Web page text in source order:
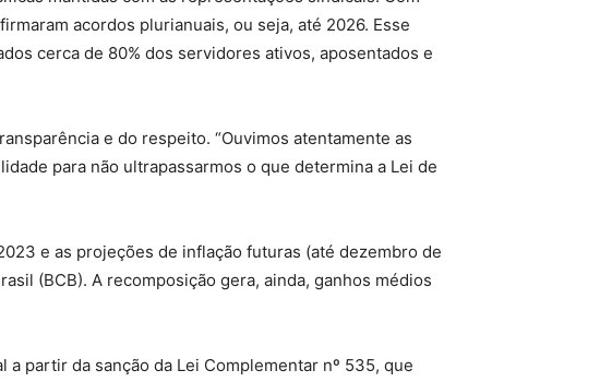
acordos plurianuais, ou seja, até 2026. Esse
cerca de 80% dos servidores ativos, aposentados e
e do respeito. “Ouvimos atentamente as
para não ultrapassarmos o que determina a Lei de
e as projeções de inflação futuras (até dezembro de
(BCB). A recomposição gera, ainda, ganhos médios
a partir da sanção da Lei Complementar nº 535, que